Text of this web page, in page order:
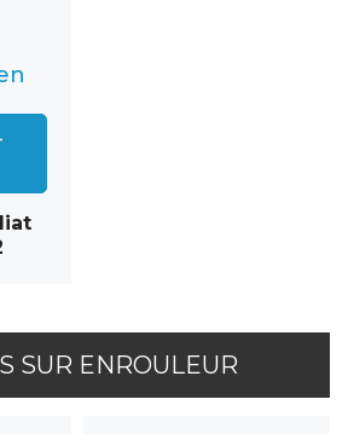
SUR ENROULEUR